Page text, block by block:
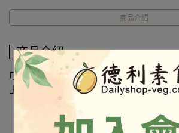
商品介紹
商品介紹
成份及營養標示如圖所示，若與圖片有
上標示為準